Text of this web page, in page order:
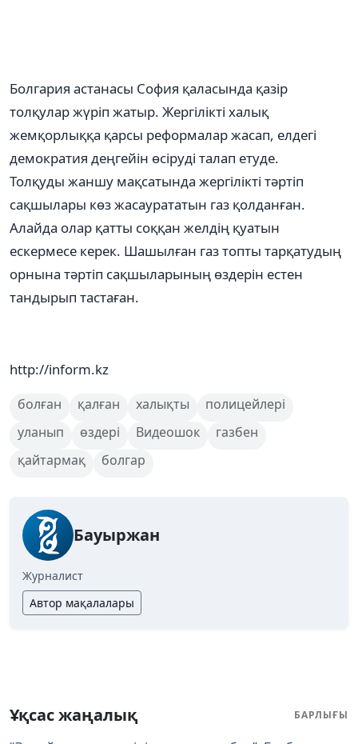
Болгария астанасы София қаласында қазір
толқулар жүріп жатыр. Жергілікті халық
жемқорлыққа қарсы реформалар жасап, елдегі
демократия деңгейін өсіруді талап етуде.
Толқуды жаншу мақсатында жергілікті тәртіп
сақшылары көз жасаурататын газ қолданған.
Алайда олар қатты соққан желдің қуатын
ескермесе керек. Шашылған газ топты тарқатудың
орнына тәртіп сақшыларының өздерін естен
тандырып тастаған.
http://inform.kz
болған қалған халықты
полицейлері
уланып
өздері Видеошок
газбен
қайтармақ
болгар
Бауыржан
Журналист
Автор мақалалары
Ұқсас жаңалық БАРЛЫҒЫ